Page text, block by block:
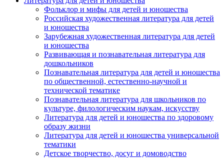
Фольклор и мифы для детей и юношества
Российская художественная литература для детей
и юношества
Зарубежная художественная литература для детей
и юношества
Развивающая и познавательная литература для
дошкольников
Познавательная литература для детей и юношества
по общественной, естественно-научной и
технической тематике
Познавательная литература для школьников по
культуре, филологическим наукам, искусству
Литература для детей и юношества по здоровому
образу жизни
Литература для детей и юношества универсальной
тематики
Детское творчество, досуг и домоводство